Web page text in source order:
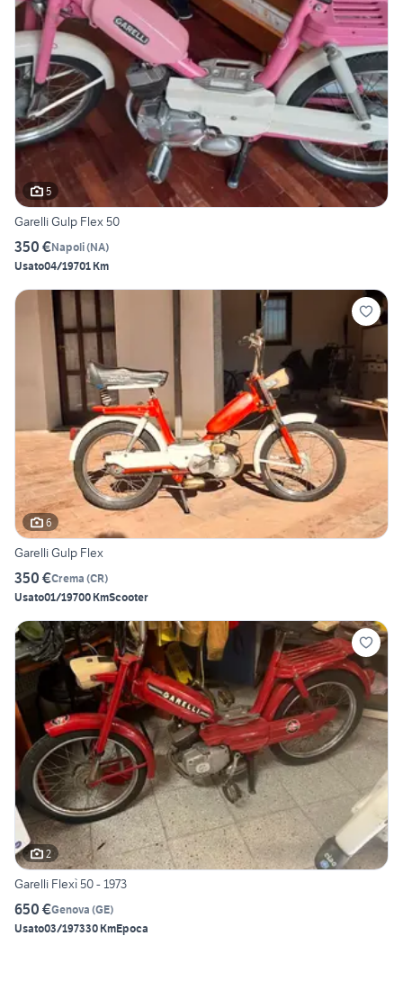
5
Garelli Gulp Flex 50
350 €Napoli(NA)
Usato04/19701 Km
6
Garelli Gulp Flex
350 €Crema (CR)
Usato01/19700 KmScooter
2
Garelli Flexì 50 - 1973
650 €Genova (GE)
Usato03/197330 KmEpoca